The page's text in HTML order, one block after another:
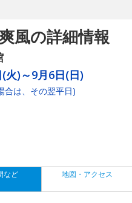
風の詳細情報
火)～9月6日(日)
合は、その翌平日)
など 地図・アクセス